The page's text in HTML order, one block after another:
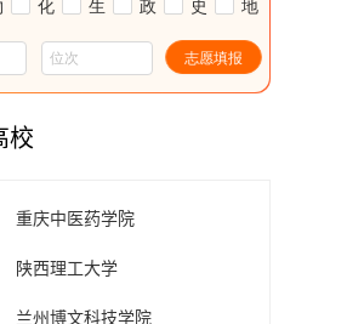
校
重庆中医药学院
陕西理工大学
兰州博文科技学院